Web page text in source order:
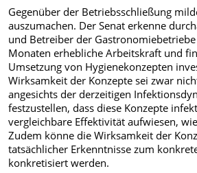
Gegenüber der Betriebsschließung
auszumachen. Der Senat erkenne
und Betreiber der
Monaten erhebliche Arbeitskraft und
Umsetzung von Hygienekonzepten
Wirksamkeit der Konzepte sei zwar
angesichts der derzeitigen
festzustellen, dass diese Konzepte
vergleichbare Effektivität aufwiesen,
Zudem könne die Wirksamkeit der
tatsächlicher Erkenntnisse zum
konkretisiert werden.